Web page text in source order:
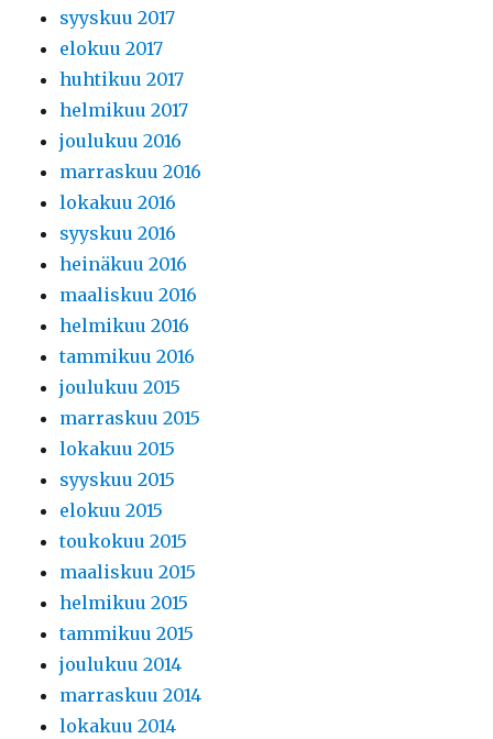
syyskuu 2017
elokuu 2017
huhtikuu 2017
helmikuu 2017
joulukuu 2016
marraskuu 2016
lokakuu 2016
syyskuu 2016
heinäkuu 2016
maaliskuu 2016
helmikuu 2016
tammikuu 2016
joulukuu 2015
marraskuu 2015
lokakuu 2015
syyskuu 2015
elokuu 2015
toukokuu 2015
maaliskuu 2015
helmikuu 2015
tammikuu 2015
joulukuu 2014
marraskuu 2014
lokakuu 2014